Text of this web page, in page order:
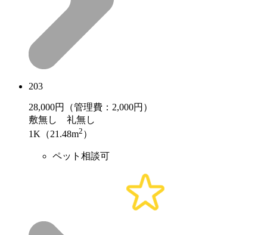
203
28,000円（管理費：2,000円）
敷無し 礼無し
1K（21.48m2 ）
ペット相談可